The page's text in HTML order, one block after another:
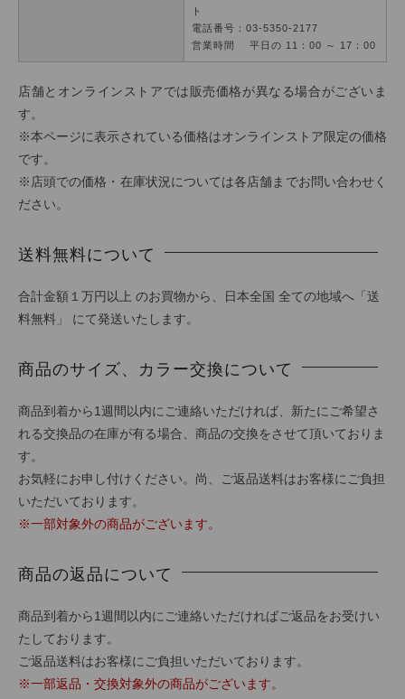
ト
電話番号：03-5350-2177
営業時間 平日の 11：00 ～ 17：00
店舗とオンラインストアでは販売価格が異なる場合がございま
す。
※本ページに表示されている価格はオンラインストア限定の価格
です。
※店頭での価格・在庫状況については各店舗までお問い合わせく
ださい。
送料無料について
合計金額１万円以上 のお買物から、日本全国 全ての地域へ「送
料無料」 にて発送いたします。
商品のサイズ、カラー交換について
商品到着から1週間以内にご連絡いただければ、新たにご希望さ
れる交換品の在庫が有る場合、商品の交換をさせて頂いておりま
す。
お気軽にお申し付けください。尚、ご返品送料はお客様にご負担
いただいております。
※一部対象外の商品がございます。
商品の返品について
商品到着から1週間以内にご連絡いただければご返品をお受けい
たしております。
ご返品送料はお客様にご負担いただいております。
※一部返品・交換対象外の商品がございます。